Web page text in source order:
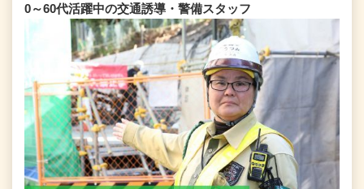
0～60代活躍中の交通誘導・警備スタッフ